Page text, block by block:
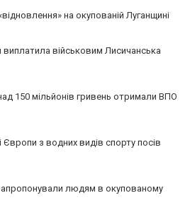
на окупованій Луганщині
військовим Лисичанська
150 мільйонів гривень отримали ВПО
з водних видів спорту посів
людям в окупованому